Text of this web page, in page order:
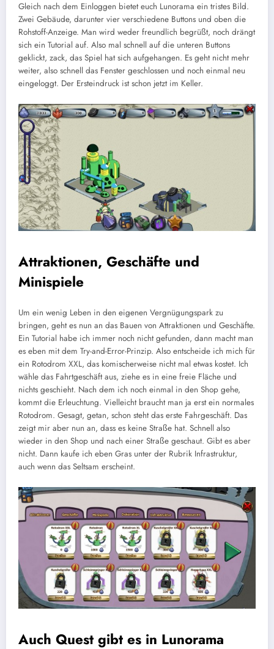
Gleich nach dem Einloggen bietet euch Lunorama ein tristes Bild.
Zwei Gebäude, darunter vier verschiedene Buttons und oben die
Rohstoff-Anzeige. Man wird weder freundlich begrüßt, noch drängt
sich ein Tutorial auf. Also mal schnell auf die unteren Buttons
geklickt, zack, das Spiel hat sich aufgehangen. Es geht nicht mehr
weiter, also schnell das Fenster geschlossen und noch einmal neu
eingeloggt. Der Ersteindruck ist schon jetzt im Keller.
Attraktionen, Geschäfte und
Minispiele
Um ein wenig Leben in den eigenen Vergnügungspark zu
bringen, geht es nun an das Bauen von Attraktionen und Geschäfte.
Ein Tutorial habe ich immer noch nicht gefunden, dann macht man
es eben mit dem Try-and-Error-Prinzip. Also entscheide ich mich für
ein Rotodrom XXL, das komischerweise nicht mal etwas kostet. Ich
wähle das Fahrtgeschäft aus, ziehe es in eine freie Fläche und
nichts geschieht. Nach dem ich noch einmal in den Shop gehe,
kommt die Erleuchtung. Vielleicht braucht man ja erst ein normales
Rotodrom. Gesagt, getan, schon steht das erste Fahrgeschäft. Das
zeigt mir aber nun an, dass es keine Straße hat. Schnell also
wieder in den Shop und nach einer Straße geschaut. Gibt es aber
nicht. Dann kaufe ich eben Gras unter der Rubrik Infrastruktur,
auch wenn das Seltsam erscheint.
Auch Quest gibt es in Lunorama